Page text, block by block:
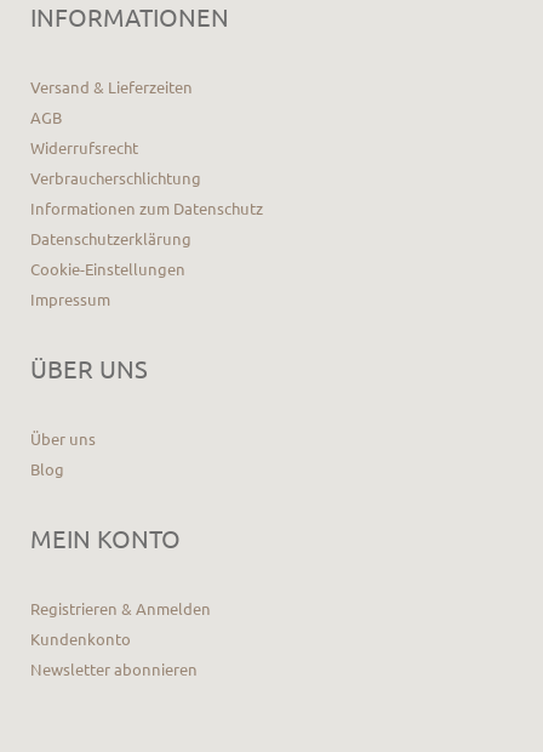
INFORMATIONEN
Versand & Lieferzeiten
AGB
Widerrufsrecht
Verbraucherschlichtung
Informationen zum Datenschutz
Datenschutzerklärung
Cookie-Einstellungen
Impressum
ÜBER UNS
Über uns
Blog
MEIN KONTO
Registrieren & Anmelden
Kundenkonto
Newsletter abonnieren